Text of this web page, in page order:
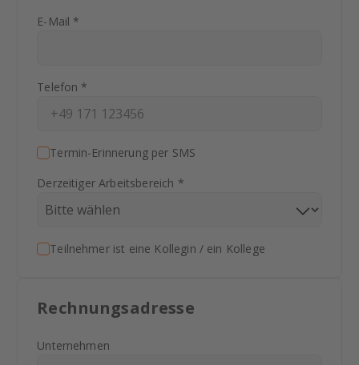
E-Mail *
Telefon *
Termin-Erinnerung per SMS
Derzeitiger Arbeitsbereich *
Teilnehmer ist eine Kollegin / ein Kollege
Rechnungsadresse
Unternehmen